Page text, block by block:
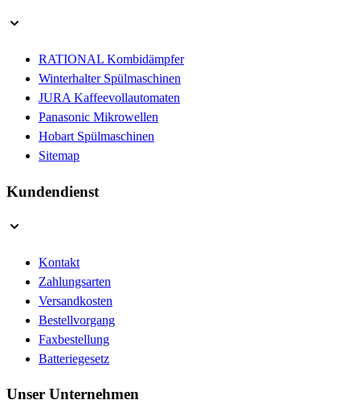
RATIONAL Kombidämpfer
Winterhalter Spülmaschinen
JURA Kaffeevollautomaten
Panasonic Mikrowellen
Hobart Spülmaschinen
Sitemap
Kundendienst
Kontakt
Zahlungsarten
Versandkosten
Bestellvorgang
Faxbestellung
Batteriegesetz
Unser Unternehmen